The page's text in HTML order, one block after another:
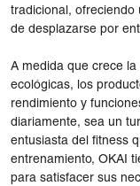
tradicional, ofreciendo
de desplazarse por
A medida que crece
ecológicas, los
rendimiento y
diariamente, sea un
entusiasta del fitness
entrenamiento, OKAI
para satisfacer sus